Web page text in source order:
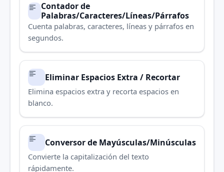
Contador de
Palabras/Caracteres/Líneas/Párrafos
Cuenta palabras, caracteres, líneas y párrafos en
segundos.
Eliminar Espacios Extra / Recortar
Elimina espacios extra y recorta espacios en
blanco.
Conversor de Mayúsculas/Minúsculas
Convierte la capitalización del texto
rápidamente.